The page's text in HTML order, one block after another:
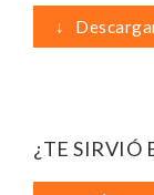
↓
¿TE SIRVIÓ